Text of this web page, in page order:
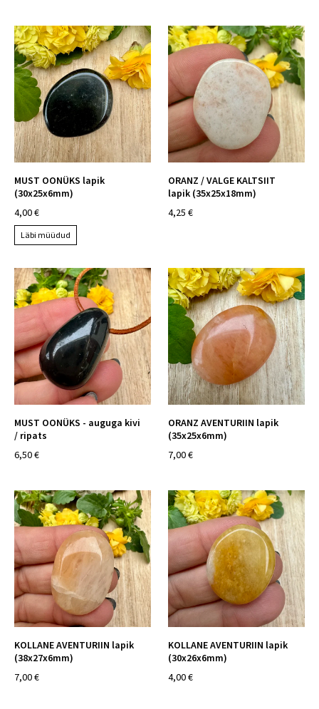
MUST OONÜKS lapik
(30x25x6mm)
4,00 €
Läbi müüdud
ORANZ / VALGE KALTSIIT
lapik (35x25x18mm)
4,25 €
MUST OONÜKS - auguga kivi
/ ripats
6,50 €
ORANZ AVENTURIIN lapik
(35x25x6mm)
7,00 €
KOLLANE AVENTURIIN lapik
(38x27x6mm)
7,00 €
KOLLANE AVENTURIIN lapik
(30x26x6mm)
4,00 €